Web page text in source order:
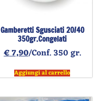
Gamberetti Sgusciati 20/40
350gr.Congelati
€7,90/Conf. 350 gr.
Aggiungi al carrello